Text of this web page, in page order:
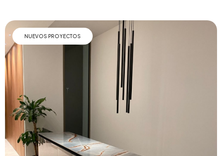
NUEVOS PROYECTOS